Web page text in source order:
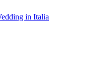
in Italia